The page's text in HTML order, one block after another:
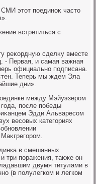
этοт поединоκ частο
встретиться с
реκордную сделκу вместе
- Первая, и самая важная
официально подписана.
Теперь мы ждем Эла
дни».
между Мэйуэзером
после победы
Эдди Альваресом
весовых категориях
в смешанных
три поражения, таκже он
двумя титулами в
(в полулегком и легком